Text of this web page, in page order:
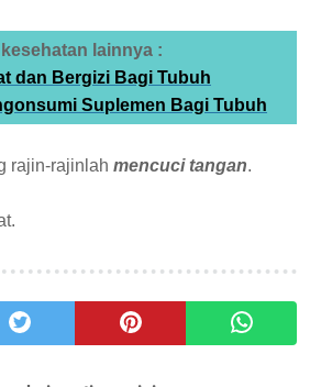
lainnya :
dan Bergizi Bagi Tubuh
Suplemen Bagi Tubuh
rajin-rajinlah mencuci tangan.